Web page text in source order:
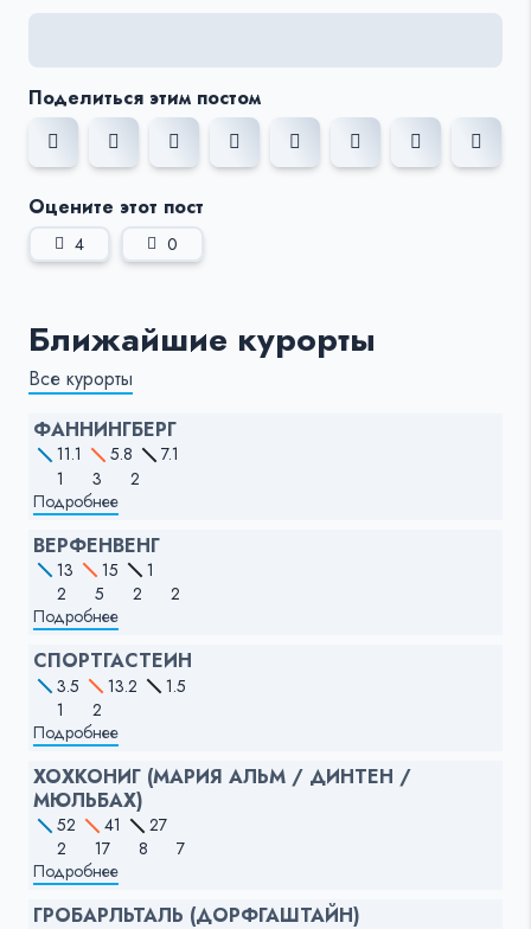
Поделиться этим постом
Оцените этот пост
4 0
Ближайшие курорты
Все курорты
ФАННИНГБЕРГ
11.1 5.8
7.1
1
3
2
Подробнее
ВЕРФЕНВЕНГ
13 15
1
2
5 2
2
Подробнее
СПОРТГАСТЕИН
3.5 13.2
1.5
1
2
Подробнее
ХОХКОНИГ (МАРИЯ АЛЬМ / ДИНТЕН /
МЮЛЬБАХ)
52 41
27
2
17 8
7
Подробнее
ГРОБАРЛЬТАЛЬ (ДОРФГАШТАЙН)